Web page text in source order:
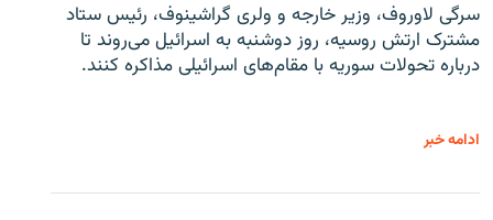
سرگی لاوروف، وزیر خارجه و ولری گراشینوف، رئیس ستاد
مشترک ارتش روسیه، روز دوشنبه به اسرائیل می‌روند تا
درباره تحولات سوریه با مقام‌های اسرائیلی مذاکره کنند.
ادامه خبر